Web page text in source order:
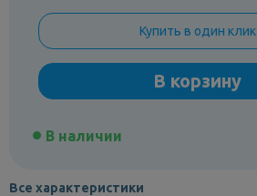
Купить в один клик
В корзину
В наличии
Все характеристики